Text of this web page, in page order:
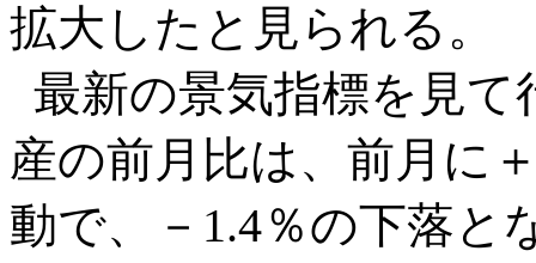
拡大したと見られる。
最新の景気指標を見
産の前月比は、前月に
動で、－1.4％の下落と